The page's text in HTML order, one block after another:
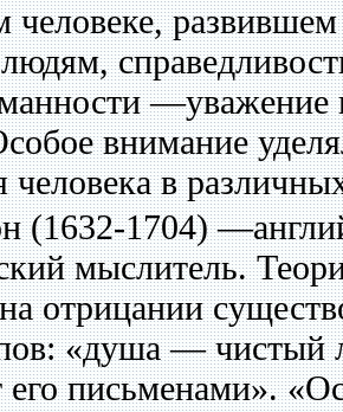
человеке,
внимание
человека в
(1632-1704)
мыслитель.
отрицании
«душа — чистый
его письменами».